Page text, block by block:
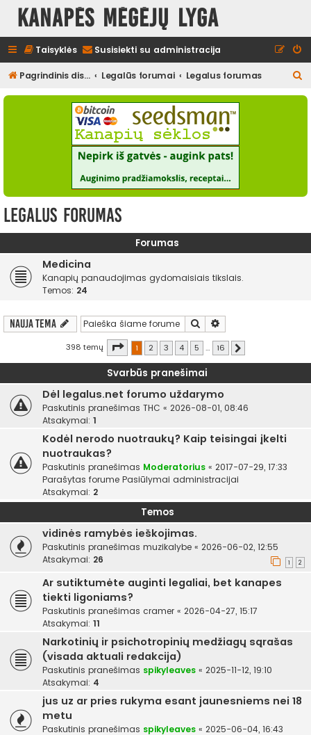
Kanapės mėgėjų lyga
Taisyklės Susisiekti su administracija
Pagrindinis diskusijų puslapis Legalūs forumai Legalus forumas
e
Legalus forumas
Forumas
Medicina
Kanapių panaudojimas gydomaisiais tikslais.
Temos: 24
Nauja tema Ieškoti
398 temų Puslapis iš 16
1 2 3 4 5 … 16
Svarbūs pranešimai
Dėl legalus.net forumo uždarymo
Paskutinis pranešimas THC « 2026-08-01, 08:46
Atsakymai: 1
Kodėl nerodo nuotraukų? Kaip teisingai įkelti
nuotraukas?
Paskutinis pranešimas Moderatorius « 2017-07-29, 17:33
Parašytas forume Pasiūlymai administracijai
Atsakymai: 2
Temos
vidinės ramybės ieškojimas.
Paskutinis pranešimas muzikalybe « 2026-06-02, 12:55
Atsakymai: 26 1 2
Ar sutiktumėte auginti legaliai, bet kanapes
tiekti ligoniams?
Paskutinis pranešimas cramer « 2026-04-27, 15:17
Atsakymai: 11
Narkotinių ir psichotropinių medžiagų sąrašas
(visada aktuali redakcija)
Paskutinis pranešimas spikyleaves « 2025-11-12, 19:10
Atsakymai: 4
jus uz ar pries rukyma esant jaunesniems nei 18
metu
Paskutinis pranešimas spikyleaves « 2025-06-04, 16:43